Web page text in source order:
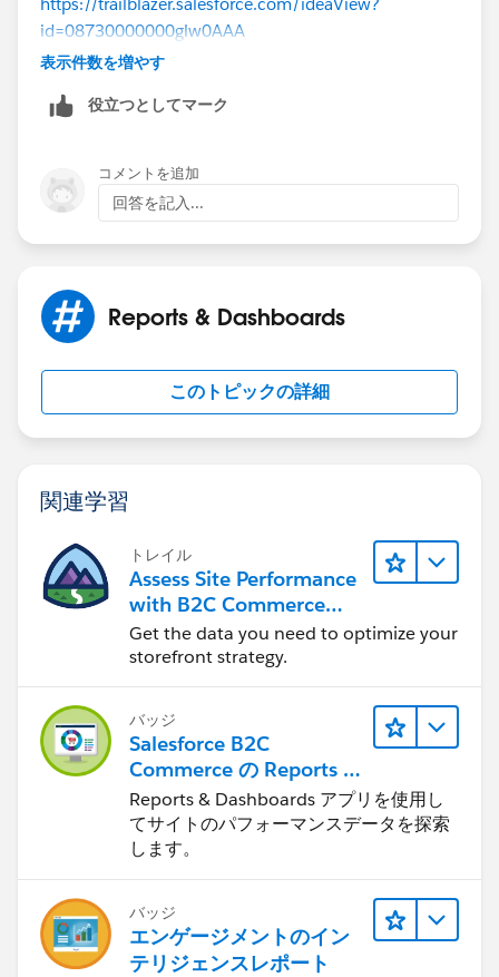
id=08730000000glw0AAA
achieve this,
https://appexchange.salesforce.com/appxListingDetai
l?listingId=a0N300000016a4jEAA
https://appexchange.salesforce.com/appxListingDetai
l?listingId=a0N3A00000FeF99UAF
表示件数を増やす
役立つとしてマーク
コメントを追加
回答を記入...
Reports & Dashboards
このトピックの詳細
関連学習
トレイル
Assess Site Performance
with B2C Commerce
Reports & Dashboards
Get the data you need to optimize your
storefront strategy.
バッジ
Salesforce B2C
Commerce の Reports &
Dashboards
Reports & Dashboards アプリを使用し
てサイトのパフォーマンスデータを探索
します。
バッジ
エンゲージメントのイン
テリジェンスレポート